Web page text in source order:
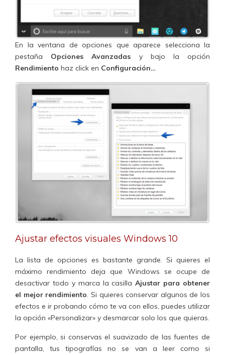
En la ventana de opciones que aparece selecciona la
pestaña Opciones Avanzadas y bajo la opción
Rendimiento haz click en Configuración…
Ajustar efectos visuales Windows 10
La lista de opciones es bastante grande. Si quieres el
máximo rendimiento deja que Windows se ocupe de
desactivar todo y marca la casillaAjustar para obtener
el mejor rendimiento. Si quieres conservar algunos de los
efectos e ir probando cómo te va con ellos, puedes utilizar
la opción «Personalizar» y desmarcar solo los que quieras.
Por ejemplo, si conservas el suavizado de las fuentes de
pantalla, tus tipografías no se van a leer como si